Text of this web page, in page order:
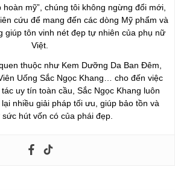
mỹ”, chúng tôi không ngừng đổi mới,
cứu để mang đến các dòng Mỹ phẩm và
giúp tôn vinh nét đẹp tự nhiên của phụ nữ
Việt.
thuộc như Kem Dưỡng Da Ban Đêm,
Uống Sắc Ngọc Khang… cho đến việc
uy tín toàn cầu, Sắc Ngọc Khang luôn
nhiều giải pháp tối ưu, giúp bảo tồn và
hút vốn có của phái đẹp.